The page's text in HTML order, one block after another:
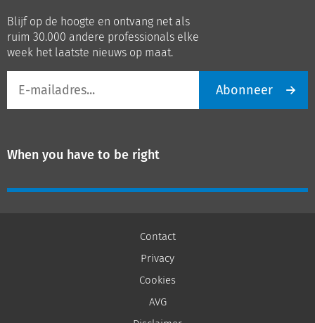
LinkedInYoutube
Blijf op de hoogte en ontvang net als
ruim 30.000 andere professionals elke
week het laatste nieuws op maat.
mailadres
Abonneer
When you have to be right
Contact
Privacy
Cookies
AVG